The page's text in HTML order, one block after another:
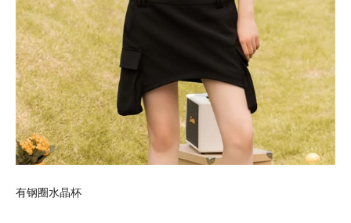
有钢圈水晶杯